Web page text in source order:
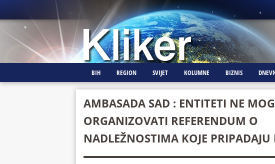
BIH REGION SVIJET KOLUMNE BIZNIS
AMBASADA SAD : ENTITETI NE
ORGANIZOVATI REFERENDUM O
NADLEŽNOSTIMA KOJE PRIPADAJU